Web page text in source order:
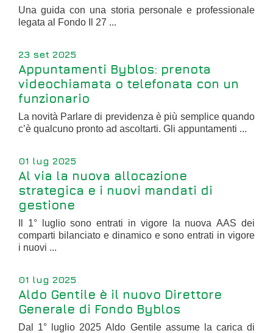
Una guida con una storia personale e professionale
legata al Fondo Il 27 ...
23 set 2025
Appuntamenti Byblos: prenota
videochiamata o telefonata con un
funzionario
La novità Parlare di previdenza è più semplice quando
c’è qualcuno pronto ad ascoltarti. Gli appuntamenti ...
01 lug 2025
Al via la nuova allocazione
strategica e i nuovi mandati di
gestione
Il 1° luglio sono entrati in vigore la nuova AAS dei
comparti bilanciato e dinamico e sono entrati in vigore
i nuovi ...
01 lug 2025
Aldo Gentile è il nuovo Direttore
Generale di Fondo Byblos
Dal 1° luglio 2025 Aldo Gentile assume la carica di